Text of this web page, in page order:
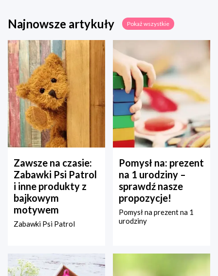
Najnowsze artykuły Pokaż wszystkie
Zawsze na czasie:
Zabawki Psi Patrol
i inne produkty z
bajkowym
motywem
Zabawki Psi Patrol
Pomysł na: prezent
na 1 urodziny –
sprawdź nasze
propozycje!
Pomysł na prezent na 1
urodziny